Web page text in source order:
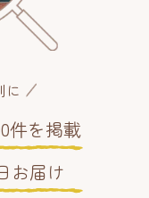
に
件を掲載
お届け